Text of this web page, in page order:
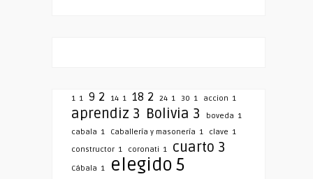
1 1 9 2 14 1 18 2 24 1 30 1 accion 1
aprendiz 3 Bolivia 3 boveda 1
cabala 1 Caballería y masonería 1 clave 1
constructor 1 coronati 1 cuarto 3
Cábala 1 elegido5